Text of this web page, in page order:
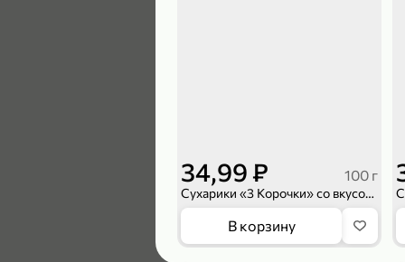
34,99 ₽ 100 г
Сухарики «3 Корочки» со вкусом сёмги с сыром, 100 г
В корзину
149,99 ₽
169,99 ₽